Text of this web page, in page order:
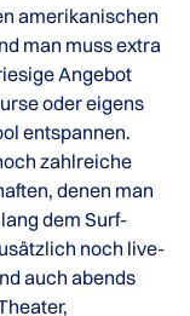
amerikanischen
man muss extra
Angebot
oder eigens
entspannen.
zahlreiche
denen man
dem Surf-
noch live-
auch abends